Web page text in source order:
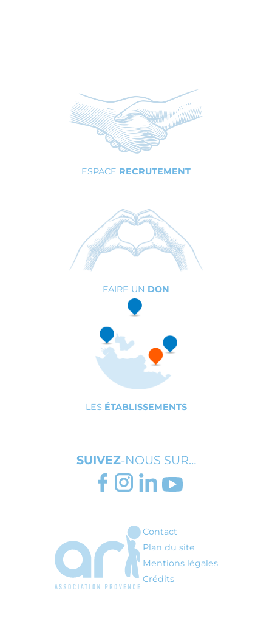
ESPACE RECRUTEMENT
FAIRE UN DON
LES ÉTABLISSEMENTS
SUIVEZ-NOUS SUR…
FACEBOOK
INSTAGRAM
LINKEDIN
YOUTUBE
ARI - Association régionale pour
Contact
Plan du site
Mentions légales
Crédits